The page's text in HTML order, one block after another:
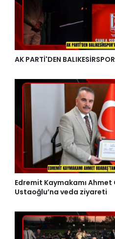
AK PARTİ'DEN
Edremit Kaymakamı
Ustaoğlu’na veda ziyareti